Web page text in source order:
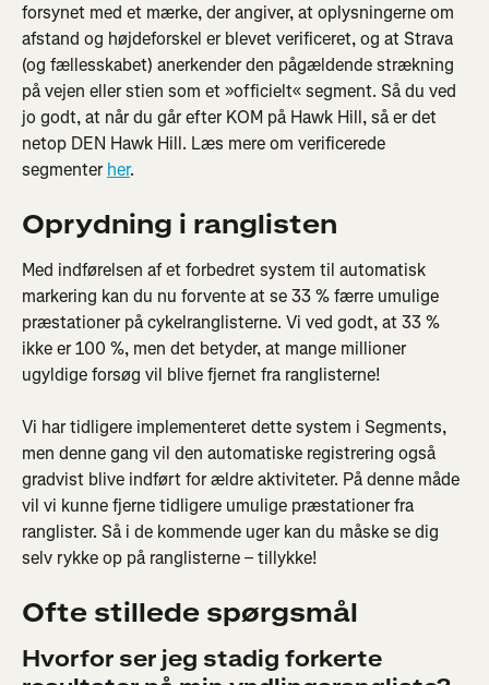
forsynet med et mærke, der angiver, at oplysningerne om
afstand og højdeforskel er blevet verificeret, og at Strava
(og fællesskabet) anerkender den pågældende strækning
på vejen eller stien som et »officielt« segment. Så du ved
jo godt, at når du går efter KOM på Hawk Hill, så er det
netop DEN Hawk Hill. Læs mere om verificerede
segmenter her.
Oprydning i ranglisten
Med indførelsen af et forbedret system til automatisk
markering kan du nu forvente at se 33 % færre umulige
præstationer på cykelranglisterne. Vi ved godt, at 33 %
ikke er 100 %, men det betyder, at mange millioner
ugyldige forsøg vil blive fjernet fra ranglisterne!
Vi har tidligere implementeret dette system i Segments,
men denne gang vil den automatiske registrering også
gradvist blive indført for ældre aktiviteter. På denne måde
vil vi kunne fjerne tidligere umulige præstationer fra
ranglister. Så i de kommende uger kan du måske se dig
selv rykke op på ranglisterne – tillykke!
Ofte stillede spørgsmål
Hvorfor ser jeg stadig forkerte